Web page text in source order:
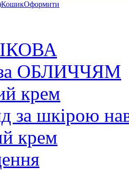
КошикОформити
за ОБЛИЧЧЯМ
крем
за шкірою
крем